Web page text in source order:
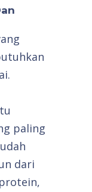
paling
dari